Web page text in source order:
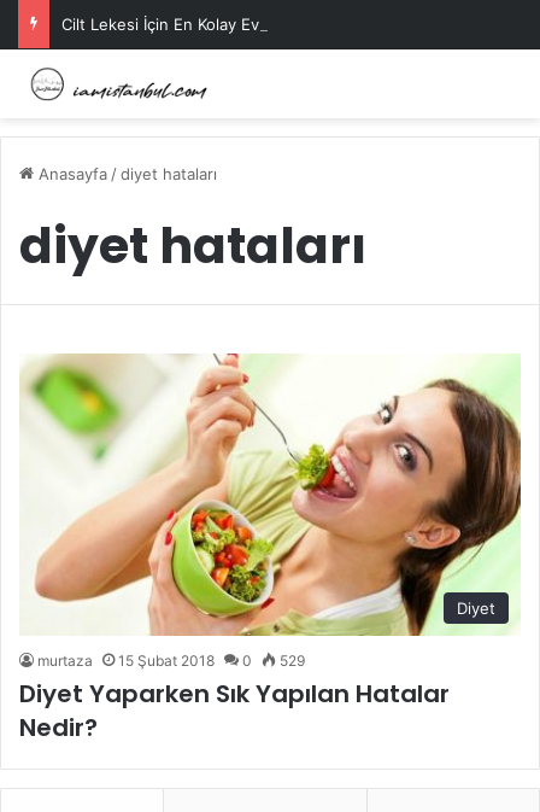
Cilt Lekesi İçin En Kolay Ev Maskeleri Nelerdir?
Anasayfa /diyet hataları
diyet hataları
Diyet
murtaza 15 Şubat 2018 0 529
Diyet Yaparken Sık Yapılan Hatalar
Nedir?